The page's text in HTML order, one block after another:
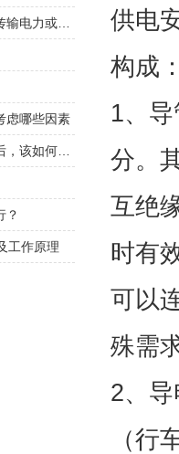
供电
构成
1、
分。
互绝
时有
可以
殊需
2、
（行
虑哪些因素
？
工作原理